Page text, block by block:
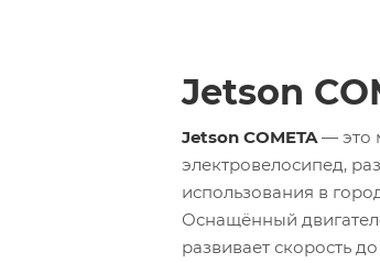
Jetson
Jetson COMETA— это
электровелосипед,
использования в
Оснащённый
развивает скорость до